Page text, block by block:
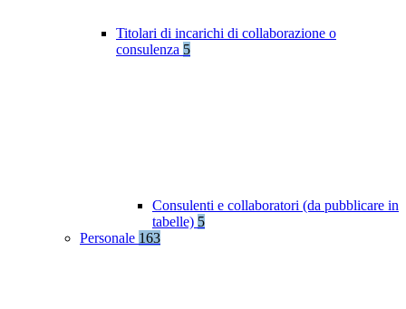
Titolari di incarichi di collaborazione o
consulenza 5
Consulenti e collaboratori (da pubblicare in
tabelle) 5
Personale 163